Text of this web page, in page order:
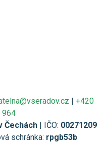
| +420
964
Čechách| IČO: 00271209
schránka: rpgb53b